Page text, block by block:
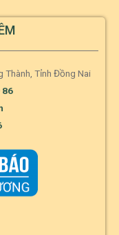
Thành, Tỉnh Đồng Nai
86